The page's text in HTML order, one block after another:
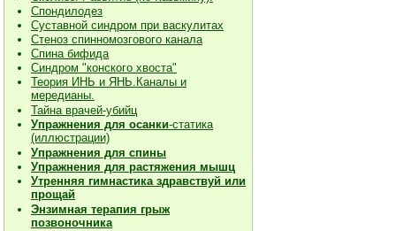
Спондилодез
Суставной синдром при васкулитах
Стеноз спинномозгового канала
Спина бифида
Синдром "конского хвоста"
Теория ИНЬ и ЯНЬ.Каналы и
мередианы.
Тайна врачей-убийц
Упражнения для осанки-статика
(иллюстрации)
Упражнения для спины
Упражнения для растяжения мышц
Утренняя гимнастика здравствуй или
прощай
Энзимная терапия грыж
позвоночника